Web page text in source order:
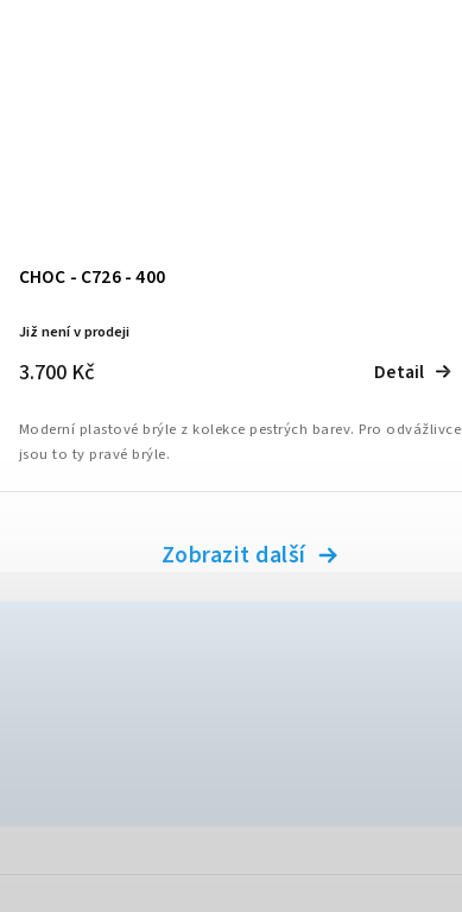
CHOC - C726 - 400
Již není v prodeji
3.700 Kč Detail
Moderní plastové brýle z kolekce pestrých barev. Pro odvážlivce
Zobrazit další